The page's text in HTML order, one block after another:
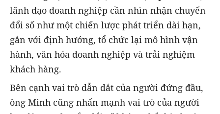
lãnh đạo doanh nghiệp cần nhìn nhận chuyển
đổi số như một chiến lược phát triển dài hạn,
gắn với định hướng, tổ chức lại mô hình vận
hành, văn hóa doanh nghiệp và trải nghiệm
khách hàng.
Bên cạnh vai trò dẫn dắt của người đứng đầu,
ông Minh cũng nhấn mạnh vai trò của người